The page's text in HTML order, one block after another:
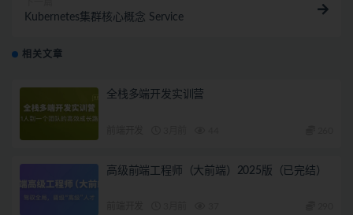
Kubernetes集群核心概念 Service
相关文章
全栈多端开发实训营
高级前端工程师（大前端）2025版（已完结）